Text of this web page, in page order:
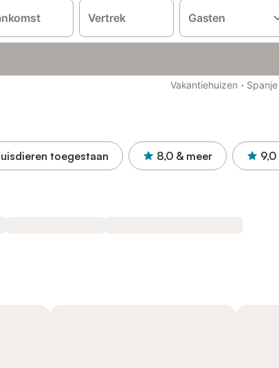
Vertrek Gasten
Vakantiehuizen · Spanje
toegestaan 8,0 & meer 9,0